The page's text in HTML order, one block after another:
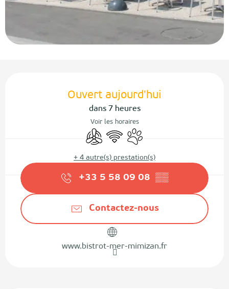
Ouvert aujourd'hui
dans 7 heures
Voir les horaires
Air conditionné
WiFi Animaux acceptés
+ 4 autre(s) prestation(s)
+33 5 58 09 08 ▒▒
Contactez-nous
www.bistrot-mer-mimizan.fr